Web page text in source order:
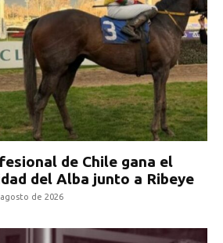
de Chile gana el
del Alba junto a Ribeye
de 2026